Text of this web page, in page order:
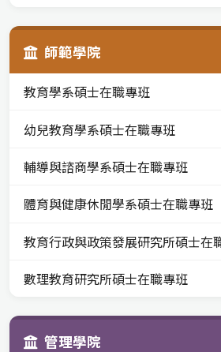
師範學院
教育學系碩士在職專班
幼兒教育學系碩士在職專班
輔導與諮商學系碩士在職專班
體育與健康休閒學系碩士在職專班
教育行政與政策發展研究所碩士在
數理教育研究所碩士在職專班
管理學院